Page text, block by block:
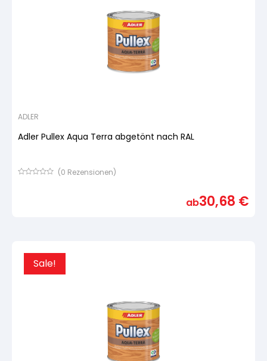
ADLER
Adler Pullex Aqua Terra abgetönt nach RAL
(0 Rezensionen)
ab30,68 €
Sale!